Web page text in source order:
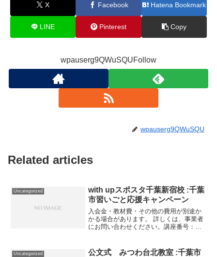
X Facebook Hatena Bookmark
LINE Pinterest Copy
wpauserg9QWuSQUFollow
wpauserg9QWuSQU
Related articles
Uncategorized
with upスポスタ千葉新宿校 :千葉
市習いごと応援キャンペーン
入会金・教材費・その他の費用が別途か
かる場合があります。 詳しくは、事業者
にお問い合わせください。講座番号：
小学生対象 月曜日 ①チャレン...
Uncategorized
公文式 みつわ台北教室 :千葉市